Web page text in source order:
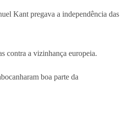
Kant pregava a independência das
contra a vizinhança europeia.
boa parte da